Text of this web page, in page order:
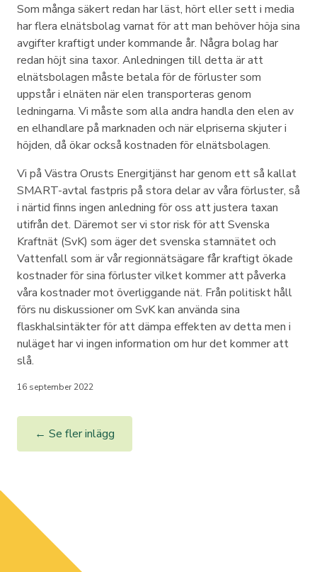
Som många säkert redan har läst, hört eller sett i media
har flera elnätsbolag varnat för att man behöver höja sina
avgifter kraftigt under kommande år. Några bolag har
redan höjt sina taxor. Anledningen till detta är att
elnätsbolagen måste betala för de förluster som
uppstår i elnäten när elen transporteras genom
ledningarna. Vi måste som alla andra handla den elen av
en elhandlare på marknaden och när elpriserna skjuter i
höjden, då ökar också kostnaden för elnätsbolagen.
Vi på Västra Orusts Energitjänst har genom ett så kallat
SMART-avtal fastpris på stora delar av våra förluster, så
i närtid finns ingen anledning för oss att justera taxan
utifrån det. Däremot ser vi stor risk för att Svenska
Kraftnät (SvK) som äger det svenska stamnätet och
Vattenfall som är vår regionnätsägare får kraftigt ökade
kostnader för sina förluster vilket kommer att påverka
våra kostnader mot överliggande nät. Från politiskt håll
förs nu diskussioner om SvK kan använda sina
flaskhalsintäkter för att dämpa effekten av detta men i
nuläget har vi ingen information om hur det kommer att
slå.
16 september 2022
← Se fler inlägg